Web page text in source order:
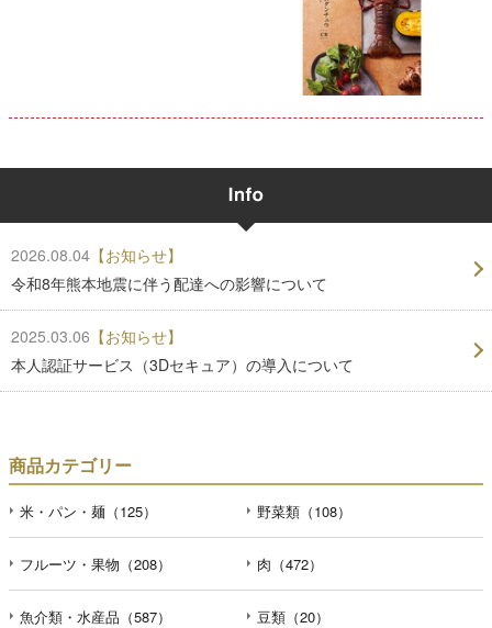
2026.08.04 【お知らせ】
令和8年熊本地震に伴う配達への影響について
2025.03.06 【お知らせ】
本人認証サービス（3Dセキュア）の導入について
商品カテゴリー
米・パン・麺（125） 野菜類（108）
フルーツ・果物（208） 肉（472）
魚介類・水産品（587） 豆類（20）